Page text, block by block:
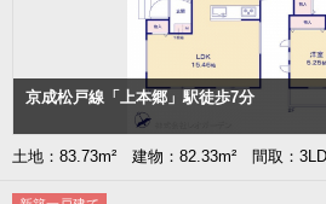
京成松戸線「上本郷」駅徒歩7分
土地：83.73m² 建物：82.33m² 間取：